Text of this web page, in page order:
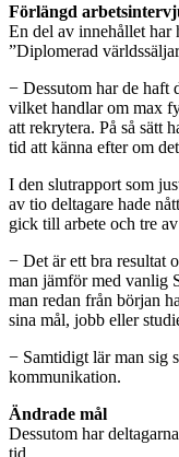
Förlängd
En del av innehållet har
”Diplomerad
− Dessutom har de haft
vilket handlar om max
att rekrytera. På så sätt
tid att känna efter om
I den slutrapport som
av tio deltagare hade
gick till arbete och tre
− Det är ett bra resultat
man jämför med vanlig
man redan från början
sina mål, jobb eller
− Samtidigt lär man sig
kommunikation.
Ändrade mål
Dessutom har
tid.